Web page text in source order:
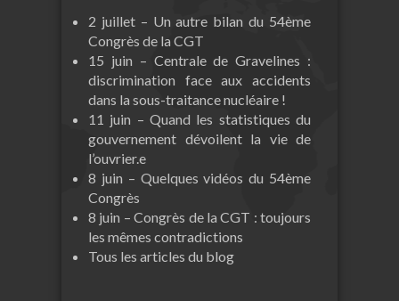
2 juillet – Un autre bilan du 54ème
Congrès de la CGT
15 juin – Centrale de Gravelines :
discrimination face aux accidents
dans la sous-traitance nucléaire !
11 juin – Quand les statistiques du
gouvernement dévoilent la vie de
l’ouvrier.e
8 juin – Quelques vidéos du 54ème
Congrès
8 juin – Congrès de la CGT : toujours
les mêmes contradictions
Tous les articles du blog